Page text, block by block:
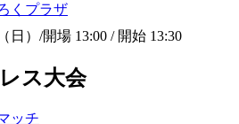
くプラザ
日） /開場 13:00 / 開始 13:30
ス大会
ッチ